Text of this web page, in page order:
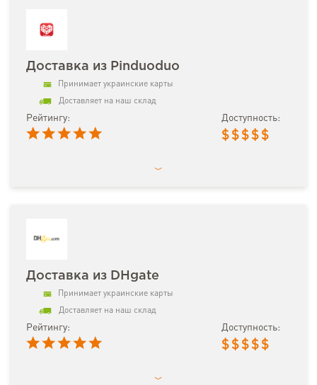
Доставка из Pinduoduo
Принимает украинские карты
Доставляет на наш склад
Рейтингу: Доступность:
$ $ $ $ $
Доставка из DHgate
Принимает украинские карты
Доставляет на наш склад
Рейтингу: Доступность:
$ $ $ $ $